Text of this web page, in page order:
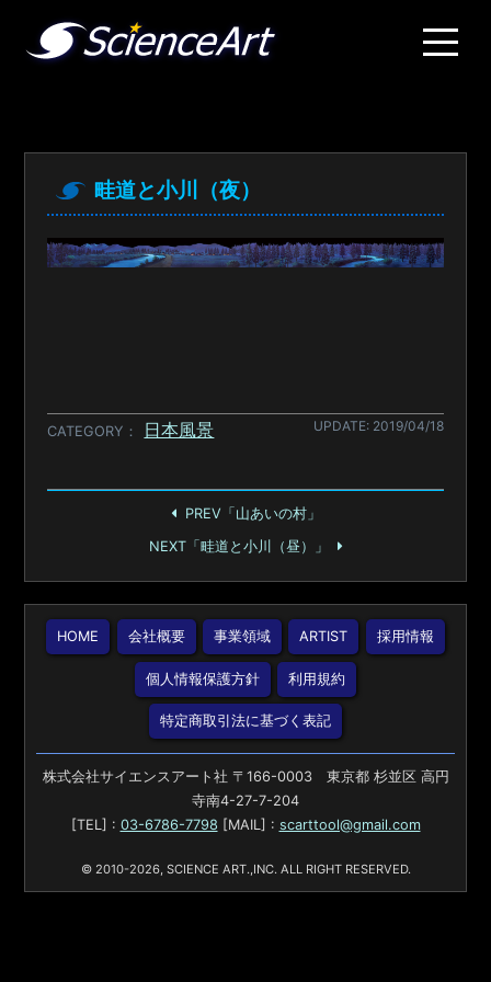
畦道と小川（夜）
CATEGORY 日本風景 UPDATE: 2019/04/18
PREV「山あいの村」
NEXT「畦道と小川（昼）」
HOME 会社概要 事業領域 ARTIST 採用情報
個人情報保護方針 利用規約
特定商取引法に基づく表記
株式会社サイエンスアート社 〒166-0003 東京都 杉並区 高円
寺南4-27-7-204
[TEL] : 03-6786-7798 [MAIL] : scarttool@gmail.com
© 2010-2026, SCIENCE ART.,INC. ALL RIGHT RESERVED.